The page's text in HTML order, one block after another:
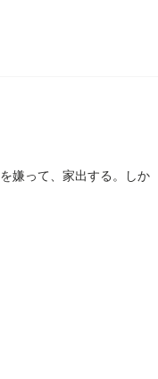
嫌って、家出する。しか